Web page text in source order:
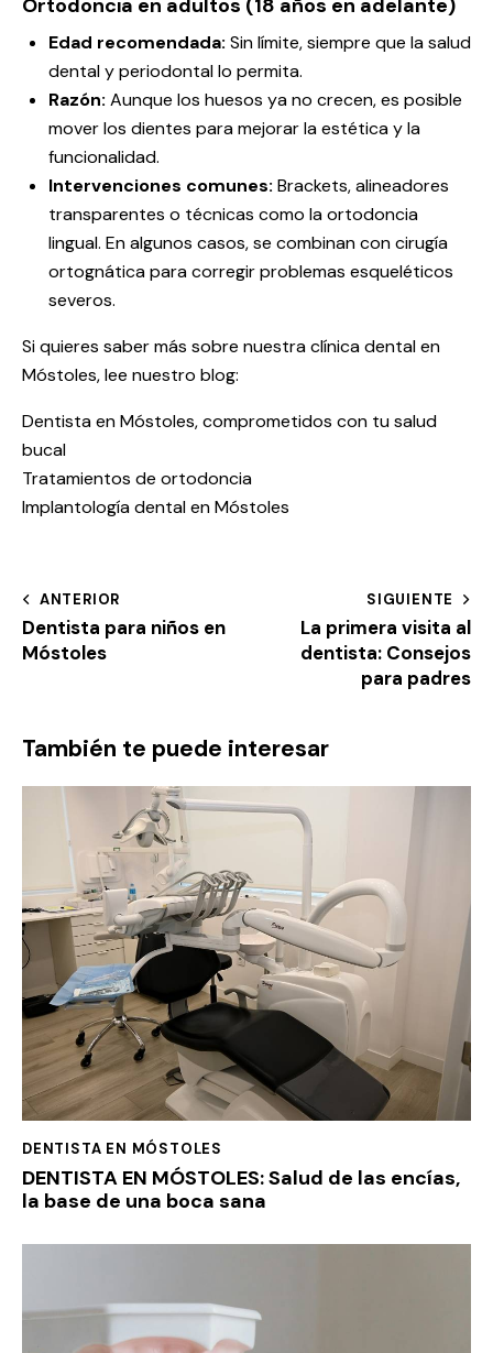
Edad recomendada: Sin límite, siempre que la salud
dental y periodontal lo permita.
Razón: Aunque los huesos ya no crecen, es posible
mover los dientes para mejorar la estética y la
funcionalidad.
Intervenciones comunes: Brackets, alineadores
transparentes o técnicas como la ortodoncia
lingual. En algunos casos, se combinan con cirugía
ortognática para corregir problemas esqueléticos
severos.
Si quieres saber más sobre nuestra clínica dental en
Móstoles, lee nuestro blog:
Dentista en Móstoles, comprometidos con tu salud
bucal
Tratamientos de ortodoncia
Implantología dental en Móstoles
ANTERIOR
Dentista para niños en
Móstoles
SIGUIENTE
La primera visita al
dentista: Consejos
para padres
También te puede interesar
DENTISTA EN MÓSTOLES
DENTISTA EN MÓSTOLES: Salud de las encías,
la base de una boca sana